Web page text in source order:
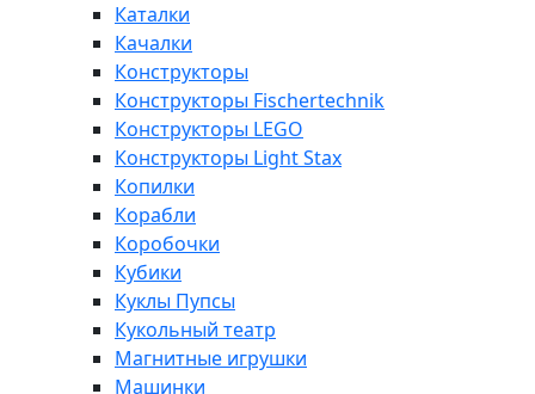
Каталки
Качалки
Конструкторы
Конструкторы Fisсhertechnik
Конструкторы LEGO
Конструкторы Light Stax
Копилки
Корабли
Коробочки
Кубики
Куклы Пупсы
Кукольный театр
Магнитные игрушки
Машинки